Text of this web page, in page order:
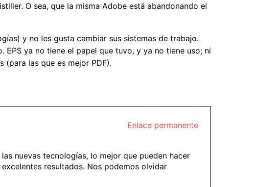
O sea, que la misma Adobe está abandonando el
y no les gusta cambiar sus sistemas de trabajo.
EPS ya no tiene el papel que tuvo, y ya no tiene uso; ni
(para las que es mejor PDF).
Enlace permanente
nuevas tecnologías, lo mejor que pueden hacer
resultados. Nos podemos olvidar